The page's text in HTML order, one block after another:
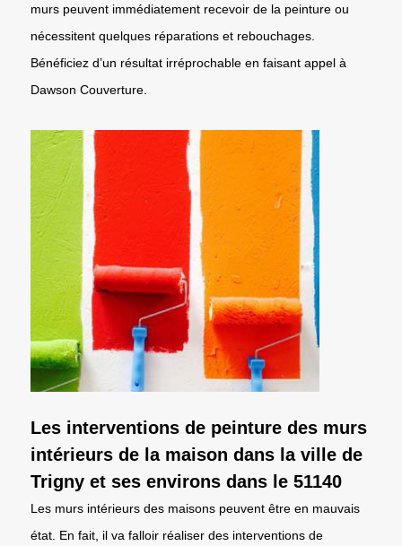
murs peuvent immédiatement recevoir de la peinture ou
nécessitent quelques réparations et rebouchages.
Bénéficiez d’un résultat irréprochable en faisant appel à
Dawson Couverture.
Les interventions de peinture des murs
intérieurs de la maison dans la ville de
Trigny et ses environs dans le 51140
Les murs intérieurs des maisons peuvent être en mauvais
état. En fait, il va falloir réaliser des interventions de